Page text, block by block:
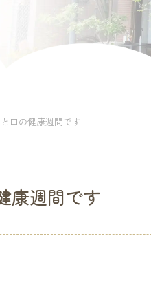
口の健康週間です
康週間です